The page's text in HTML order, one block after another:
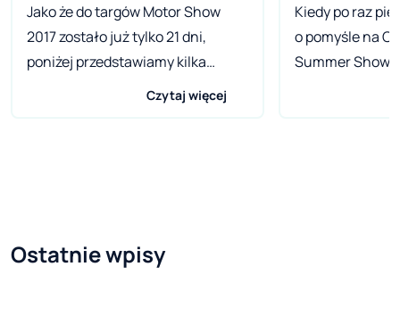
Jako że do targów Motor Show
2017 zostało już tylko 21 dni,
poniżej przedstawiamy kilka
wybranych wydarzeń, które
Czytaj więcej
Kiedy po raz
o pomyśle na
Summer Show,
Ostatnie wpisy